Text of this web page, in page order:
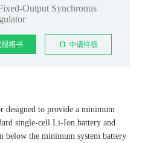
Output Synchronus
规格书 申请样板
designed to provide a minimum
single-cell Li-Ion battery and
below the minimum system battery